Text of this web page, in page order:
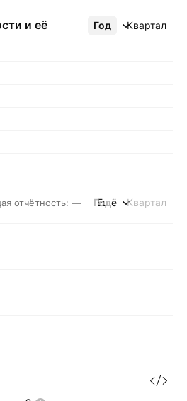
и её
Год Квартал
Ещё
отчётность: — Год Квартал
Ещё